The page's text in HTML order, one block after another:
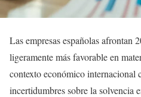
Las empresas españolas afrontan
ligeramente más favorable en
contexto económico internacional
incertidumbres sobre la solvencia